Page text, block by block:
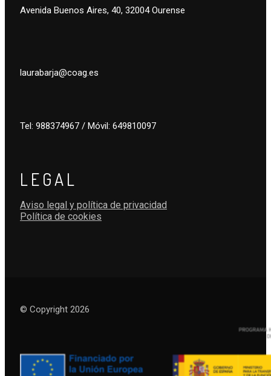
Avenida Buenos Aires, 40, 32004 Ourense
laurabarja@coag.es
Tel: 988374967 / Móvil: 649810097
LEGAL
Aviso legal y política de privacidad
Política de cookies
© Copyright 2026